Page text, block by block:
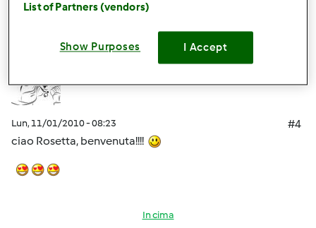
Accedio registrati
Iscritto : 05.12.2008
Lun, 11/01/2010 - 08:23
#4
ciao Rosetta, benvenuta!!!!
In cima
List of Partners (vendors)
Show Purposes I Accept